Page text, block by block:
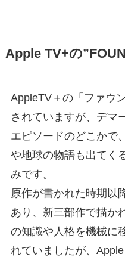
Apple TV+の
AppleTV＋の「ファウ
されてい ますが、デマ
エピソードのどこかで
や地球の物語も出てく
みです。
原作が書かれた時期以
あり、新三部作で描か
の知識や人格を機械に
れていましたが、